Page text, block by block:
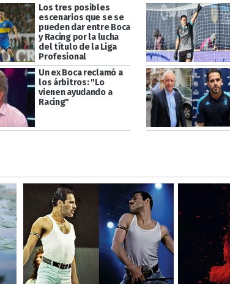
Los tres posibles
escenarios que se se
pueden dar entre Boca
y Racing por la lucha
del título de la Liga
Profesional
Un ex Boca reclamó a
los árbitros: "Lo
vienen ayudando a
Racing"